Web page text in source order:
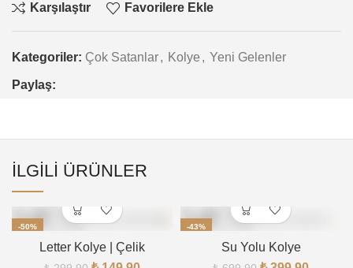
Karşılaştır Favorilere Ekle
Kategoriler: Çok Satanlar, Kolye , Yeni Gelenler
Paylaş:
İLGILI ÜRÜNLER
-50%
Letter Kolye | Çelik
-43%
Su Yolu Kolye